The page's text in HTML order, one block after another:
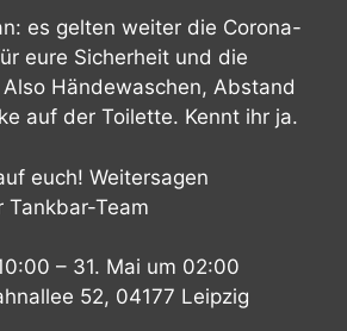
es gelten weiter die Corona-
eure Sicherheit und die
Händewaschen, Abstand
auf der Toilette. Kennt ihr ja.
euch! Weitersagen
Tankbar-Team
– 31. Mai um 02:00
52, 04177 Leipzig